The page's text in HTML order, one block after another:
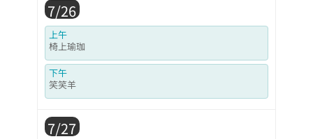
7/26
上午
椅上瑜珈
下午
笑笑羊
7/27